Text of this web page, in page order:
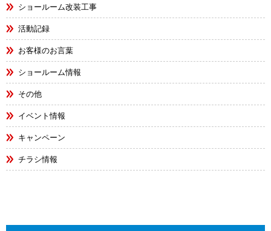
ショールーム改装工事
活動記録
お客様のお言葉
ショールーム情報
その他
イベント情報
キャンペーン
チラシ情報